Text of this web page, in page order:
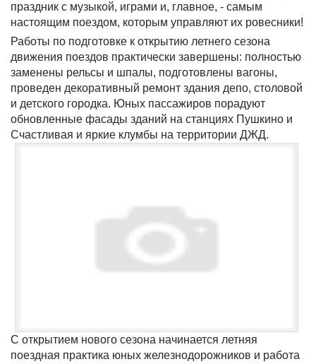
праздник с музыкой, играми и, главное, - самым
настоящим поездом, которым управляют их ровесники!
Работы по подготовке к открытию летнего сезона
движения поездов практически завершены: полностью
заменены рельсы и шпалы, подготовлены вагоны,
проведен декоративный ремонт здания депо, столовой
и детского городка. Юных пассажиров порадуют
обновленные фасады зданий на станциях Пушкино и
Счастливая и яркие клумбы на территории ДЖД.
С открытием нового сезона начинается летняя
поездная практика юных железнодорожников и работа